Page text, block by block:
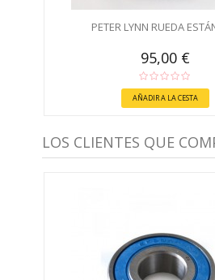
PETER LYNN RUEDA
95,00 €
AÑADIR A LA CESTA
LOS CLIENTES QUE